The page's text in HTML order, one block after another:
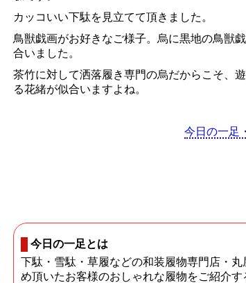
カッコいい下駄を見立てて頂きました。
鳥獣戯画がお好きなご様子。烏に黒地の鳥獣戯
合いました。
茶竹に対して洒落履き専門の烏だからこそ、
る花緒が似合いますよね。
今日の一足
今日の一足とは
下駄・雪駄・草履などの和装履物専門店・丸
め頂いたお客様のおしゃれな履物をご紹介す